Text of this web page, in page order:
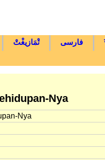
تْمَازيغْتْ فارسی
Nya
Nya